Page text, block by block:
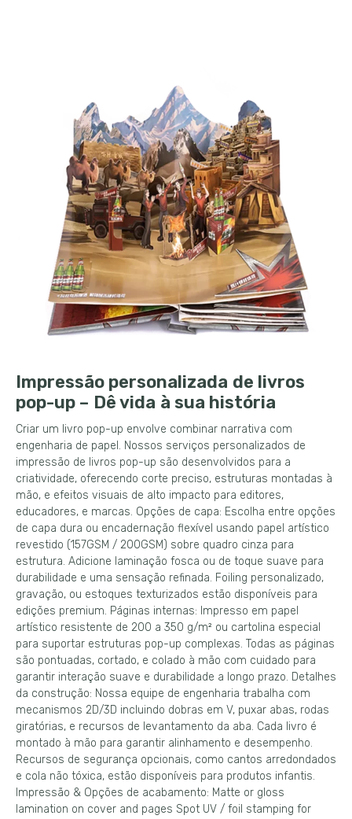
Impressão personalizada de livros
pop-up – Dê vida à sua história
Criar um livro pop-up envolve combinar narrativa com
engenharia de papel. Nossos serviços personalizados de
impressão de livros pop-up são desenvolvidos para a
criatividade, oferecendo corte preciso, estruturas montadas à
mão, e efeitos visuais de alto impacto para editores,
educadores, e marcas. Opções de capa: Escolha entre opções
de capa dura ou encadernação flexível usando papel artístico
revestido (157GSM / 200GSM) sobre quadro cinza para
estrutura. Adicione laminação fosca ou de toque suave para
durabilidade e uma sensação refinada. Foiling personalizado,
gravação, ou estoques texturizados estão disponíveis para
edições premium. Páginas internas: Impresso em papel
artístico resistente de 200 a 350 g/m² ou cartolina especial
para suportar estruturas pop-up complexas. Todas as páginas
são pontuadas, cortado, e colado à mão com cuidado para
garantir interação suave e durabilidade a longo prazo. Detalhes
da construção: Nossa equipe de engenharia trabalha com
mecanismos 2D/3D incluindo dobras em V, puxar abas, rodas
giratórias, e recursos de levantamento da aba. Cada livro é
montado à mão para garantir alinhamento e desempenho.
Recursos de segurança opcionais, como cantos arredondados
e cola não tóxica, estão disponíveis para produtos infantis.
Impressão & Opções de acabamento: Matte or gloss
lamination on cover and pages Spot UV / foil stamping for